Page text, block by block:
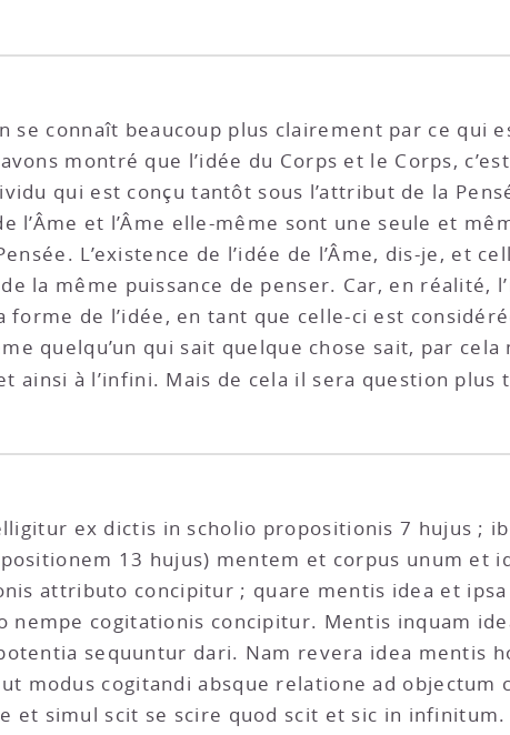
se connaît beaucoup plus clairement par ce qui
montré que l’idée du Corps et le Corps,
qui est conçu tantôt sous l’attribut de la
l’Âme et l’Âme elle-même sont une seule et
L’existence de l’idée de l’Âme, dis-je, et
la même puissance de penser. Car, en réalité,
forme de l’idée, en tant que celle-ci est
quelqu’un qui sait quelque chose sait, par
ainsi à l’infini. Mais de cela il sera question plus
ex dictis in scholio propositionis 7 hujus ;
13 hujus) mentem et corpus unum et
attributo concipitur ; quare mentis idea et
cogitationis concipitur. Mentis inquam
sequuntur dari. Nam revera idea mentis
modus cogitandi absque relatione ad objectum
et simul scit se scire quod scit et sic in infinitum.